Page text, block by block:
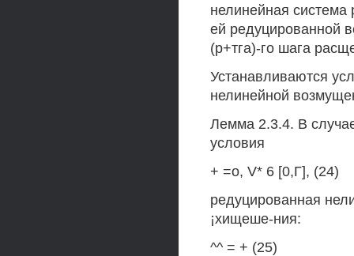
нелинейная система
ей редуцированной
(р+тга)-го шага
Устанавливаются
нелинейной
Лемма 2.3.4. В
условия
+ =о, V* 6 [0,Г], (24)
редуцированная
¡хищеше-ния:
^^ = + (25)